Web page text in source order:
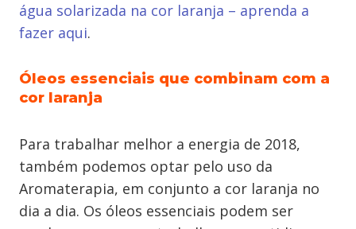
água solarizada na cor laranja – aprenda a
fazer aqui.
Óleos essenciais que combinam com a
cor laranja
Para trabalhar melhor a energia de 2018,
também podemos optar pelo uso da
Aromaterapia, em conjunto a cor laranja no
dia a dia. Os óleos essenciais podem ser